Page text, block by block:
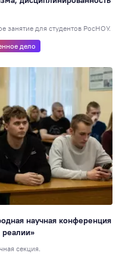
6
Стажировки 6
Вокальная студия
Выпускникам
Дополнительное
образование
Настольные игры
Консорциумы 1
занятие для студентов РосНОУ.
дело
научная конференция
реалии»
секция.